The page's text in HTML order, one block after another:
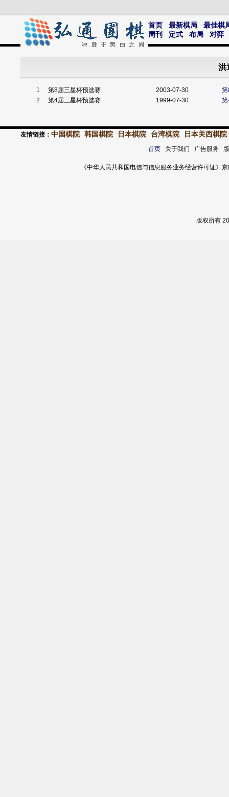
首页 最新棋局
最佳棋
周刊
定式 布局 对弈
洪
1 第8届三星杯预选赛 2003-07-30
2
第4届三星杯预选赛 1999-07-30
友情链接： 中国棋院 韩国棋院 日本棋院 台湾棋院 日本关西棋院
首页关于我们 广告服务
《中华人民共和国电信与信息服务业务经营许可证
版权所有